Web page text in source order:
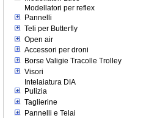
Modellatori per reflex
Pannelli
Teli per Butterfly
Open air
Accessori per droni
Borse Valigie Tracolle Trolley
Visori
Intelaiatura DIA
Pulizia
Taglierine
Pannelli e Telai